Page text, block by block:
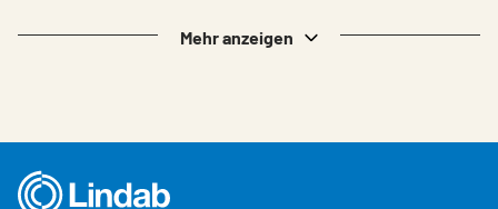
Sprache wählen
Switzerland - GermanMehr anzeigen